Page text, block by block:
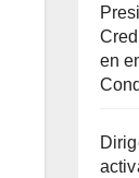
en